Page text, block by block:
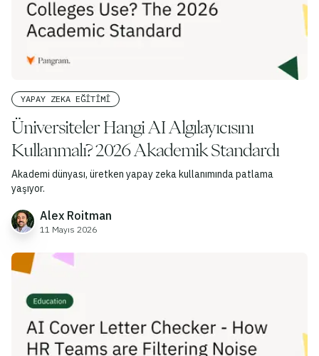
YAPAY ZEKA EĞITIMI
Üniversiteler Hangi AI Algılayıcısını
Kullanmalı? 2026 Akademik Standardı
Akademi dünyası, üretken yapay zeka kullanımında patlama
yaşıyor.
Alex Roitman
11 Mayıs 2026